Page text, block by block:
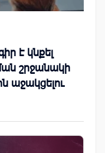
է կնքել
շրջանակի
աջակցելու